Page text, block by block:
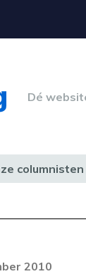
Dé
columnisten
is op dit
zich
2010